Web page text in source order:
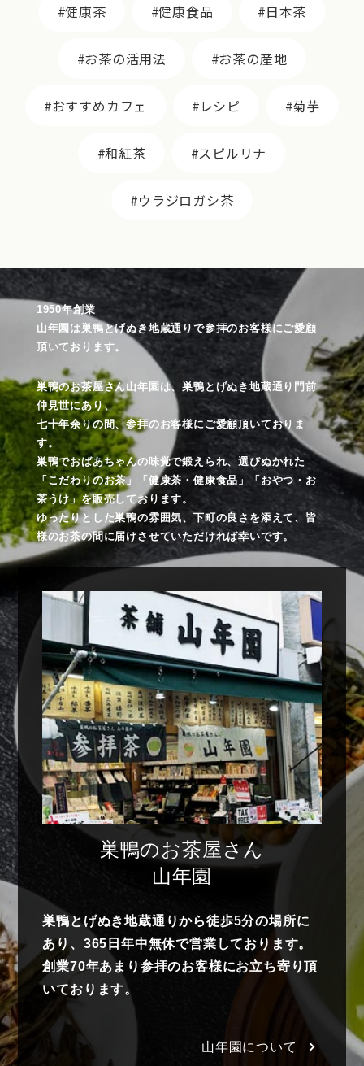
健康茶 健康食品 日本茶
お茶の活用法 お茶の産地
おすすめカフェ レシピ 菊芋
和紅茶 スピルリナ
ウラジロガシ茶
1950年創業
山年園は巣鴨とげぬき地蔵通りで参拝のお客様にご愛顧
頂いております。
巣鴨のお茶屋さん山年園は、巣鴨とげぬき地蔵通り門前
仲見世にあり、
七十年余りの間、参拝のお客様にご愛顧頂いておりま
す。
巣鴨でおばあちゃんの味覚で鍛えられ、選びぬかれた
「こだわりのお茶」「健康茶・健康食品」「おやつ・お
茶うけ」を販売しております。
ゆったりとした巣鴨の雰囲気、下町の良さを添えて、皆
様のお茶の間に届けさせていただければ幸いです。
巣鴨のお茶屋さん
山年園
巣鴨とげぬき地蔵通りから徒歩5分の場所に
あり、365日年中無休で営業しております。
創業70年あまり参拝のお客様にお立ち寄り頂
いております。
山年園について